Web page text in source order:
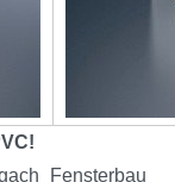
Fensterbau